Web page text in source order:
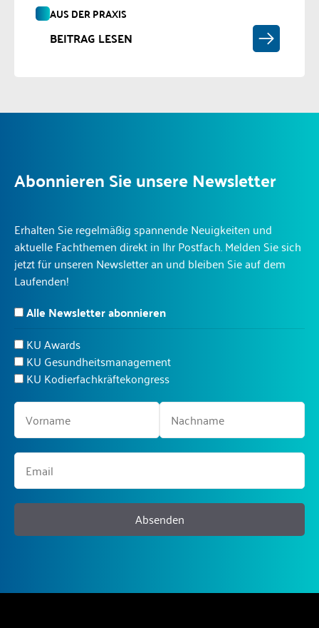
AUS DER PRAXIS
BEITRAG LESEN
Abonnieren Sie unsere Newsletter
Erhalten Sie regelmäßig spannende Neuigkeiten und
aktuelle Fachthemen direkt in Ihr Postfach. Melden Sie sich
jetzt für unseren Newsletter an und bleiben Sie auf dem
Laufenden!
Alle Newsletter abonnieren
KU Awards
KU Gesundheitsmanagement
KU Kodierfachkräftekongress
Absenden